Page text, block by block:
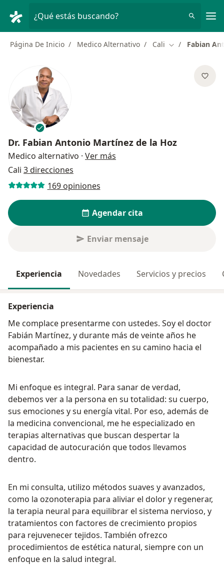
¿Qué estás buscando?
Página De Inicio Medico Alternativo Cali Cambiar de
Fabian
Dr. Fabian Antonio Martínez de la Hoz
Medico alternativo · Ver más
Cali 3 direcciones
169 opiniones
Agendar cita
Enviar mensaje
Experiencia Novedades Servicios y precios
Experiencia
Me complace presentarme con ustedes. Soy el doctor
Fabián Martínez, y durante más de veinte años he
acompañado a mis pacientes en su camino hacia el
bienestar.
Mi enfoque es integral. Para sanar de verdad,
debemos ver a la persona en su totalidad: su cuerpo,
sus emociones y su energía vital. Por eso, además de
la medicina convencional, me he especializado en
terapias alternativas que buscan despertar la
capacidad de autocuración que todos llevamos
dentro.
En mi consulta, utilizo métodos suaves y avanzados,
como la ozonoterapia para aliviar el dolor y regenerar,
la terapia neural para equilibrar el sistema nervioso, y
tratamientos con factores de crecimiento propios
para rejuvenecer tejidos. También ofrezco
procedimientos de estética natural, siempre con un
enfoque en la salud integral.